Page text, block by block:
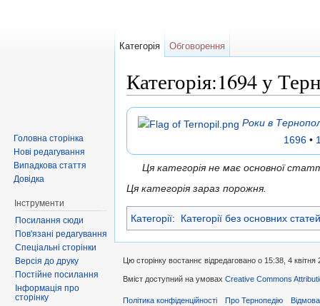
Категорія:1694 у
Роки в
1696 •
Ця категорія не має основної
Ця категорія зараз порожня.
Категорії: Категорії без основних статей
Категорія Обговорення
Головна сторінка
Нові редагування
Випадкова стаття
Довідка
Інструменти
Посилання сюди
Пов'язані редагування
Спеціальні сторінки
Версія до друку
Постійне посилання
Інформація про
сторінку
Цю сторінку востаннє відредаговано о 15:38, 4 квітня
Вміст доступний на умовах Creative Commons
Політика конфіденційності Про Тернопедію